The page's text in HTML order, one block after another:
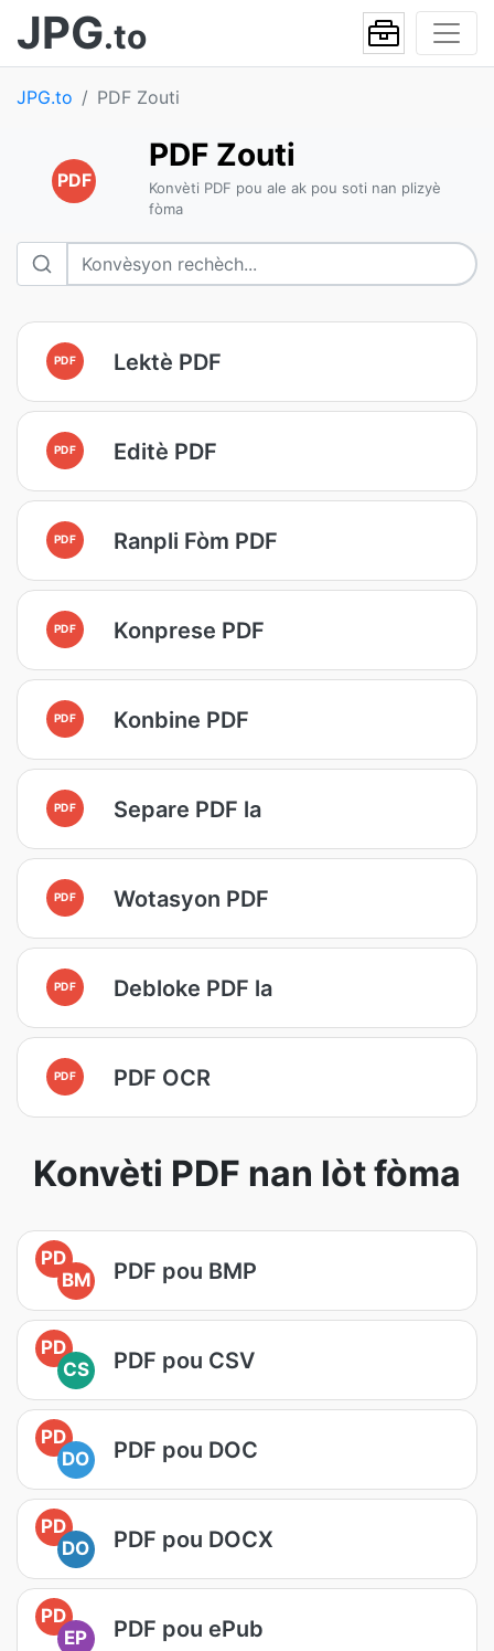
JPG.to
JPG.to PDF Zouti
PDF
PDF Zouti
Konvèti PDF pou ale ak pou soti nan plizyè
fòma
PDF Lektè PDF
PDF Editè PDF
PDF Ranpli Fòm PDF
PDF Konprese PDF
PDF Konbine PDF
PDF Separe PDF la
PDF Wotasyon PDF
PDF Debloke PDF la
PDF PDF OCR
Konvèti PDF nan lòt fòma
PD
BM
PDF pou BMP
PD
CS
PDF pou CSV
PD
DO
PDF pou DOC
PD
DO
PDF pou DOCX
PD
EP
PDF pou ePub